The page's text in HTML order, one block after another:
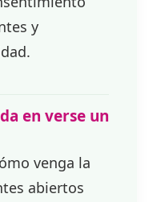
y
en verse un
venga la
abiertos